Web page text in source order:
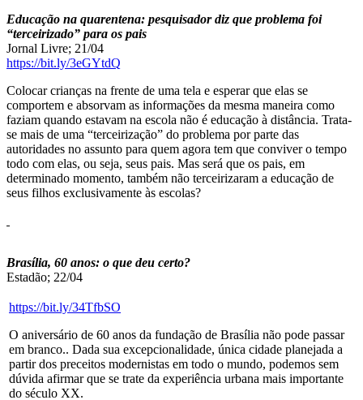
Educação na quarentena: pesquisador diz que problema foi
“terceirizado” para os pais
Jornal Livre; 21/04
https://bit.ly/3eGYtdQ
Colocar crianças na frente de uma tela e esperar que elas se
comportem e absorvam as informações da mesma maneira como
faziam quando estavam na escola não é educação à distância. Trata-
se mais de uma “terceirização” do problema por parte das
autoridades no assunto para quem agora tem que conviver o tempo
todo com elas, ou seja, seus pais. Mas será que os pais, em
determinado momento, também não terceirizaram a educação de
seus filhos exclusivamente às escolas?
Brasília, 60 anos: o que deu certo?
Estadão; 22/04
https://bit.ly/34TfbSO
O aniversário de 60 anos da fundação de Brasília não pode passar
em branco.. Dada sua excepcionalidade, única cidade planejada a
partir dos preceitos modernistas em todo o mundo, podemos sem
dúvida afirmar que se trate da experiência urbana mais importante
do século XX.